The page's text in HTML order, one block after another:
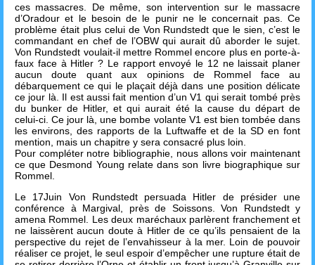
ces massacres. De même, son intervention sur le massacre
d’Oradour et le besoin de le punir ne le concernait pas. Ce
problème était plus celui de Von Rundstedt que le sien, c’est le
commandant en chef de l’OBW qui aurait dû aborder le sujet.
Von Rundstedt voulait-il mettre Rommel encore plus en porte-à-
faux face à Hitler ? Le rapport envoyé le 12 ne laissait planer
aucun doute quant aux opinions de Rommel face au
débarquement ce qui le plaçait déjà dans une position délicate
ce jour là. Il est aussi fait mention d’un V1 qui serait tombé près
du bunker de Hitler, et qui aurait été la cause du départ de
celui-ci. Ce jour là, une bombe volante V1 est bien tombée dans
les environs, des rapports de la Luftwaffe et de la SD en font
mention, mais un chapitre y sera consacré plus loin.
Pour compléter notre bibliographie, nous allons voir maintenant
ce que Desmond Young relate dans son livre biographique sur
Rommel.
Le 17Juin Von Rundstedt persuada Hitler de présider une
conférence à Margival, près de Soissons. Von Rundstedt y
amena Rommel. Les deux maréchaux parlèrent franchement et
ne laissèrent aucun doute à Hitler de ce qu’ils pensaient de la
perspective du rejet de l’envahisseur à la mer. Loin de pouvoir
réaliser ce projet, le seul espoir d’empêcher une rupture était de